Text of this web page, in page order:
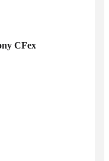
CFexpress Type A